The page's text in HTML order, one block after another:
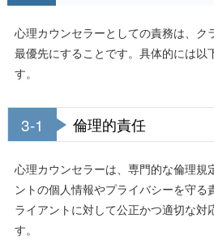
心理カウンセラーとしての責務は、ク
最優先にすることです。具体的には以
す。
3-1 倫理的責任
心理カウンセラーは、専門的な倫理規
ントの個人情報やプライバシーを守る
ライアントに対して公正かつ適切な対
す。